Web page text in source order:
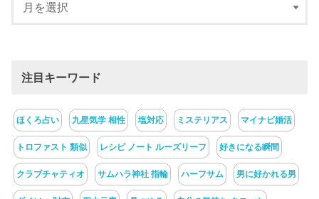
注目キーワード
ほくろ占い 九星気学 相性 塩対応 ミステリアス マイナビ婚活
トロファスト 類似 レシピ ノート ルーズリーフ 好きになる瞬間
クラブチャティオ サムハラ神社 指輪 ハーフサム 男に好かれる男